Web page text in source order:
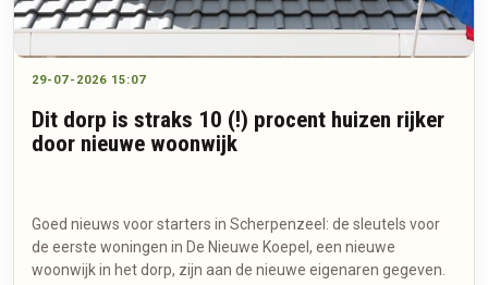
29-07-2026 15:07
Dit dorp is straks 10 (!) procent huizen rijker
door nieuwe woonwijk
Goed nieuws voor starters in Scherpenzeel: de sleutels voor
de eerste woningen in De Nieuwe Koepel, een nieuwe
woonwijk in het dorp, zijn aan de nieuwe eigenaren gegeven.